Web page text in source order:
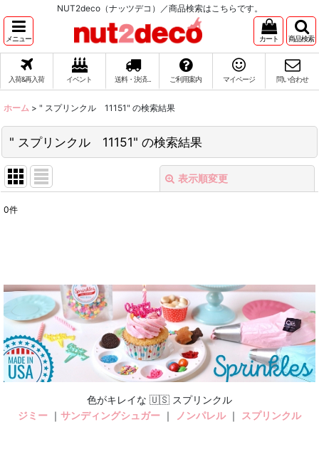
NUT2deco（ナッツデコ）／商品検索はこちらです。
メニュー カート 商品検索
入荷&再入荷 イベント 送料・決済... ご利用案内 マイページ 問い合わせ
ホーム > " スプリンクル 11151" の検索結果
" スプリンクル 11151" の検索結果
表示順変更
商品検索
在庫あり
並び順:
絞り込む
0件
色がキレイな 🇺🇸 スプリンクル
ジミー ｜ サンディングシュガー ｜ ノンパレル｜ スプリンクル